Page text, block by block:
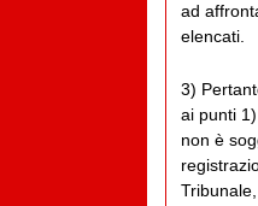
ad
elencati.
3)
ai punti
non è